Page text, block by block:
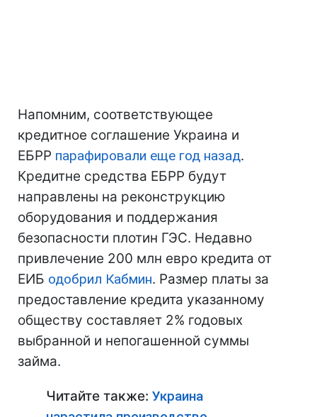
Напомним, соответствующее
кредитное соглашение Украина и
ЕБРР парафировали еще год назад.
Кредитне средства ЕБРР будут
направлены на реконструкцию
оборудования и поддержания
безопасности плотин ГЭС. Недавно
привлечение 200 млн евро кредита от
ЕИБ одобрил Кабмин. Размер платы за
предоставление кредита указанному
обществу составляет 2% годовых
выбранной и непогашенной суммы
займа.
Читайте также: Украина